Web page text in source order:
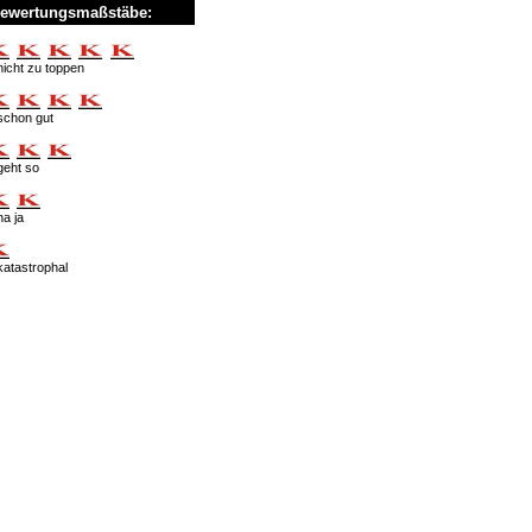
zu toppen
gut
so
ja